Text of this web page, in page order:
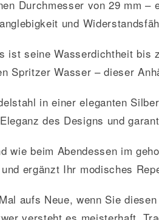
Durchmesser von 29 mm
und
ist seine Wasserdichtheit bis
Spritzer Wasser – dieser
in einer eleganten
des Designs und
wie beim Abendessen im
ergänzt Ihr modisches
aufs Neue, wenn Sie